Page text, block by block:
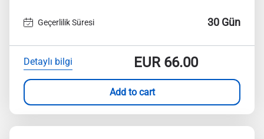
Geçerlilik Süresi 30 Gün
Detaylı bilgi EUR66.00
Add to cart